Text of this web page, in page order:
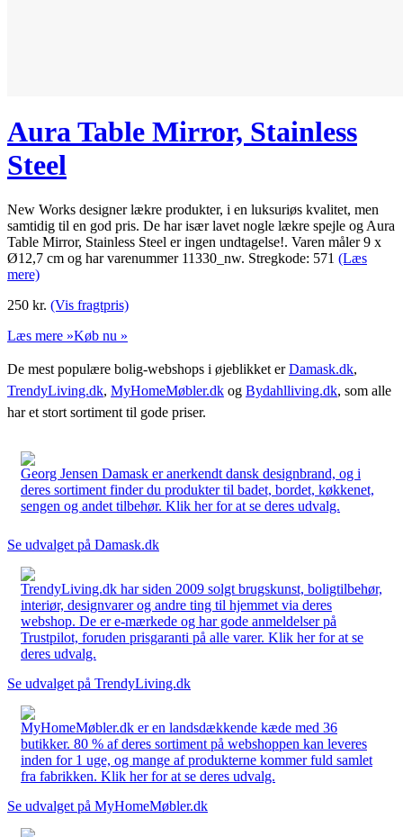
Aura Table Mirror, Stainless
Steel
New Works designer lækre produkter, i en luksuriøs kvalitet, men
samtidig til en god pris. De har især lavet nogle lækre spejle og Aura
Table Mirror, Stainless Steel er ingen undtagelse!. Varen måler 9 x
Ø12,7 cm og har varenummer 11330_nw. Stregkode: 571 (Læs
mere)
250 kr. (Vis fragtpris)
Læs mere »Køb nu »
De mest populære bolig-webshops i øjeblikket erDamask.dk,
TrendyLiving.dk, MyHomeMøbler.dk og Bydahlliving.dk, som alle
har et stort sortiment til gode priser.
Georg Jensen Damask er anerkendt dansk designbrand, og i
deres sortiment finder du produkter til badet, bordet, køkkenet,
sengen og andet tilbehør. Klik her for at se deres udvalg.
Se udvalget på Damask.dk
TrendyLiving.dk har siden 2009 solgt brugskunst, boligtilbehør,
interiør, designvarer og andre ting til hjemmet via deres
webshop. De er e-mærkede og har gode anmeldelser på
Trustpilot, foruden prisgaranti på alle varer. Klik her for at se
deres udvalg.
Se udvalget på TrendyLiving.dk
MyHomeMøbler.dk er en landsdækkende kæde med 36
butikker. 80 % af deres sortiment på webshoppen kan leveres
inden for 1 uge, og mange af produkterne kommer fuld samlet
fra fabrikken. Klik her for at se deres udvalg.
Se udvalget på MyHomeMøbler.dk